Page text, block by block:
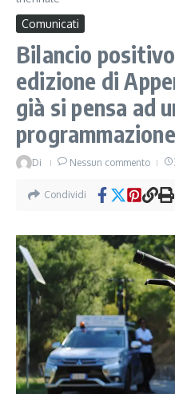
Comunicati
Bilancio
edizione di
già si pensa ad
Di Nessun commento
Condividi